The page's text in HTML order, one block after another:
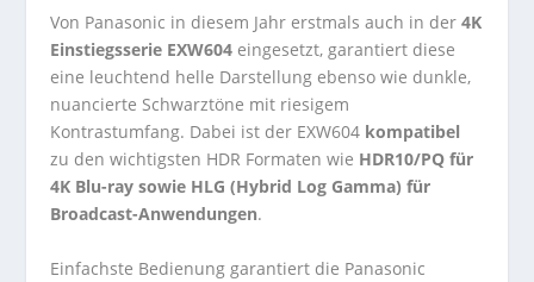
Von Panasonic in diesem Jahr erstmals auch in der4K
Einstiegsserie EXW604 eingesetzt, garantiert diese
eine leuchtend helle Darstellung ebenso wie dunkle,
nuancierte Schwarztöne mit riesigem
Kontrastumfang. Dabei ist der EXW604 kompatibel
zu den wichtigsten HDR Formaten wie HDR10/PQ für
4K Blu-ray sowie HLG (Hybrid Log Gamma) für
Broadcast-Anwendungen.
Einfachste Bedienung garantiert die Panasonic